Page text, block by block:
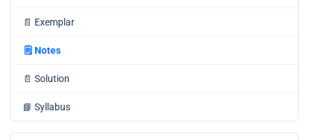
📄 Exemplar
🗒️ Notes
📄 Solution
📘 Syllabus